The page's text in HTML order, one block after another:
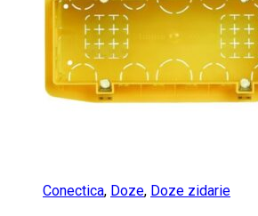
Conectica, Doze, Doze zidarie